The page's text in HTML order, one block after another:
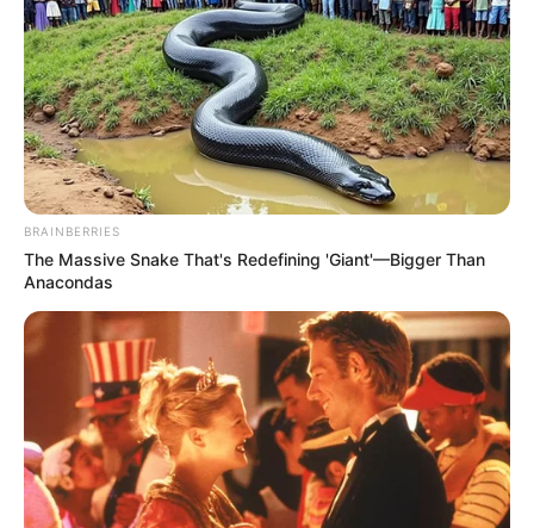
ดวงรายวัน 13 กันยายน 2565
13 ก.ย. 2022
ดวงรายวัน 12 กันยายน 2565
12 ก.ย. 2022
BRAINBERRIES
The Massive Snake That's Redefining 'Giant'—Bigger Than
Anacondas